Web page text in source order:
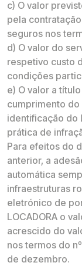
c) O valor
pela
seguros nos
d) O valor do
respetivo custo
condições
e) O valor a
cumprimento do
identificação do
prática de
Para efeitos do
anterior, a
automática
infraestruturas
eletrónico de
LOCADORA o
acrescido do
nos termos do
de dezembro.